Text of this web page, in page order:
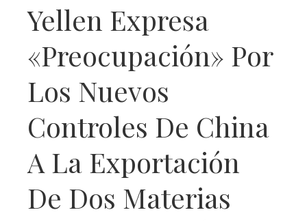
Yellen Expresa
«preocupación» Por
Los Nuevos
Controles De China
A La Exportación
De Dos Materias